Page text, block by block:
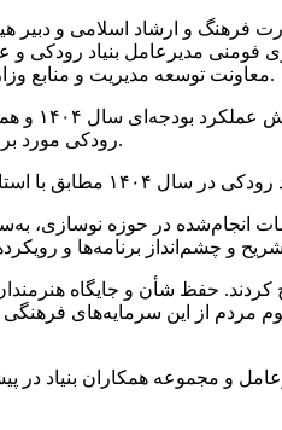
و ارشاد اسلامی و دبیر
فومنی مدیرعامل بنیاد
معاونت توسعه مدیریت و منابع وزارت فرهنگ و ارشاد اسلامی حضور داشتند.
رودکی مورد بررسی قرار گرفت و به تصویب اعضا رسید.
رودکی، با ارائه گزارشی فعالیت‌های فرهنگی و هنری بنیاد در سال
حفظ شأن و جایگاه
مردم از این سرمایه‌های فرهنگی
و مجموعه همکاران بنیاد در